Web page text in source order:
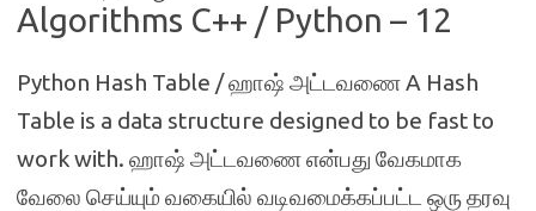
Algorithms C++ / Python – 12
Python Hash Table / ஹாஷ் அட்டவணை A Hash
Table is a data structure designed to be fast to
work with. ஹாஷ் அட்டவணை என்பது வேகமாக
வேலை செய்யும் வகையில் வடிவமைக்கப்பட்ட ஒரு தரவு